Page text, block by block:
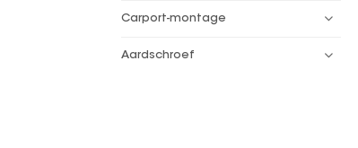
Carport-montage
Aardschroef